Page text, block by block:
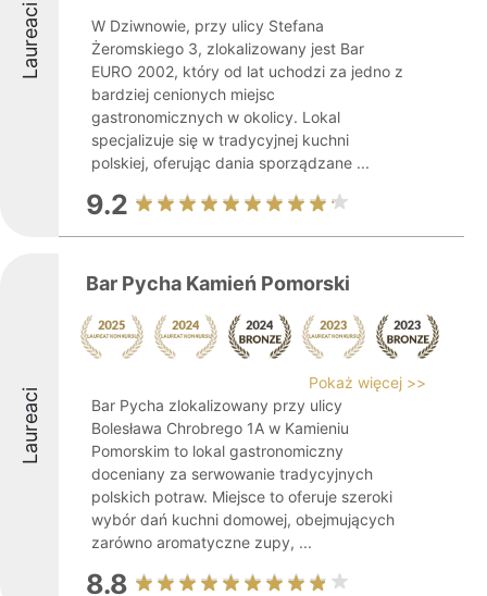
Laureaci
W Dziwnowie, przy ulicy Stefana
Żeromskiego 3, zlokalizowany jest Bar
EURO 2002, który od lat uchodzi za jedno z
bardziej cenionych miejsc
gastronomicznych w okolicy. Lokal
specjalizuje się w tradycyjnej kuchni
polskiej, oferując dania sporządzane ...
9.2
Laureaci
Bar Pycha Kamień Pomorski
Pokaż więcej >>
Bar Pycha zlokalizowany przy ulicy
Bolesława Chrobrego 1A w Kamieniu
Pomorskim to lokal gastronomiczny
doceniany za serwowanie tradycyjnych
polskich potraw. Miejsce to oferuje szeroki
wybór dań kuchni domowej, obejmujących
zarówno aromatyczne zupy, ...
8.8